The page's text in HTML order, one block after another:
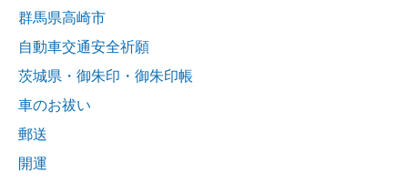
群馬県高崎市
自動車交通安全祈願
茨城県・御朱印・御朱印帳
車のお祓い
郵送
開運